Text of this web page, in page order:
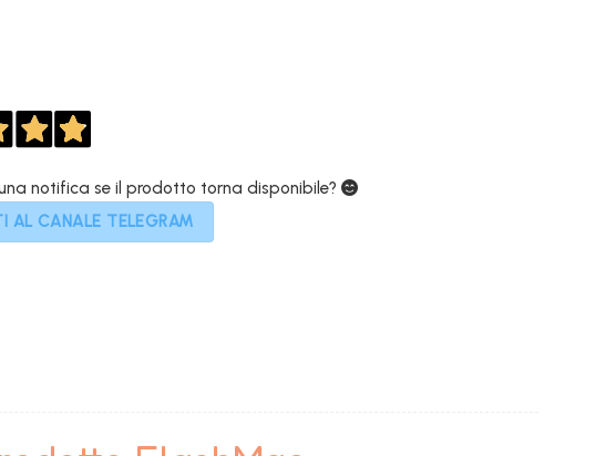
notifica se il prodotto torna disponibile?
AL CANALE TELEGRAM